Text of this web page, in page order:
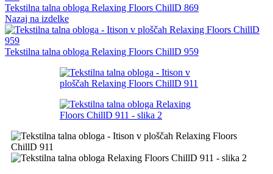
Tekstilna talna obloga Relaxing Floors ChillD 869
Nazaj na izdelke
Tekstilna talna obloga Relaxing Floors ChillD 959